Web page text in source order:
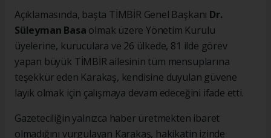
Açıklamasında, başta TİMBİR Genel Başkanı Dr.
Süleyman Basa olmak üzere Yönetim Kurulu
üyelerine, kuruculara ve 26 ülkede, 81 ilde görev
yapan büyük TİMBİR ailesinin tüm mensuplarına
teşekkür eden Karakaş, kendisine duyulan güvene
layık olmak için çalışmaya devam edeceğini ifade etti.
Gazeteciliğin yalnızca haber üretmekten ibaret
olmadığını vurgulayan Karakaş, hakikatin izinde